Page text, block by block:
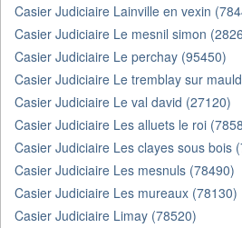
Casier Judiciaire Lainville en vexin
Casier Judiciaire Le mesnil simon
Casier Judiciaire Le perchay (95450)
Casier Judiciaire Le tremblay sur
Casier Judiciaire Le val david (27120)
Casier Judiciaire Les alluets le roi
Casier Judiciaire Les clayes sous bois
Casier Judiciaire Les mesnuls (78490)
Casier Judiciaire Les mureaux (78130)
Casier Judiciaire Limay (78520)